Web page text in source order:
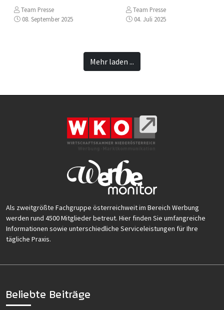
Team Presse
08. September 2025
Team Presse
04. Juli 2025
Mehr laden ...
Als zweitgrößte Fachgruppe österreichweit im Bereich Werbung
werden rund 4500 Mitglieder betreut. Hier finden Sie umfangreiche
Informationen sowie unterschiedliche Serviceleistungen für Ihre
tägliche Praxis.
Beliebte Beiträge